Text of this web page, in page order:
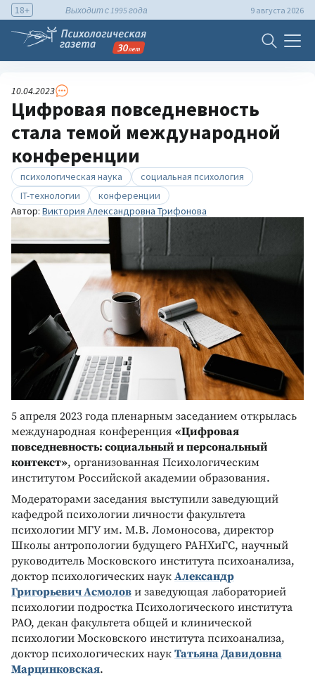
18+ Выходит с 1995 года 9 августа 2026
10.04.2023
Цифровая повседневность
стала темой международной
конференции
психологическая наука
социальная психология
IT-технологии
конференции
Автор: Виктория Александровна Трифонова
5 апреля 2023 года пленарным заседанием открылась
международная конференция «Цифровая
повседневность: социальный и персональный
контекст», организованная Психологическим
институтом Российской академии образования.
Модераторами заседания выступили заведующий
кафедрой психологии личности факультета
психологии МГУ им. М.В. Ломоносова, директор
Школы антропологии будущего РАНХиГС, научный
руководитель Московского института психоанализа,
доктор психологических наук Александр
Григорьевич Асмолов и заведующая лабораторией
психологии подростка Психологического института
РАО, декан факультета общей и клинической
психологии Московского института психоанализа,
доктор психологических наук Татьяна Давидовна
Марцинковская.